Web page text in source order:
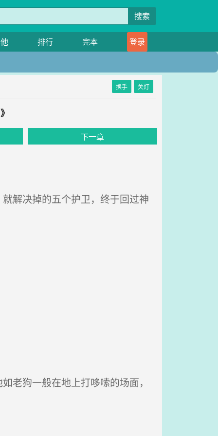
搜索
排行 完本 登录
换手 关灯
下一章
解决掉的五个护卫，终于回过神
狗一般在地上打哆嗦的场面，